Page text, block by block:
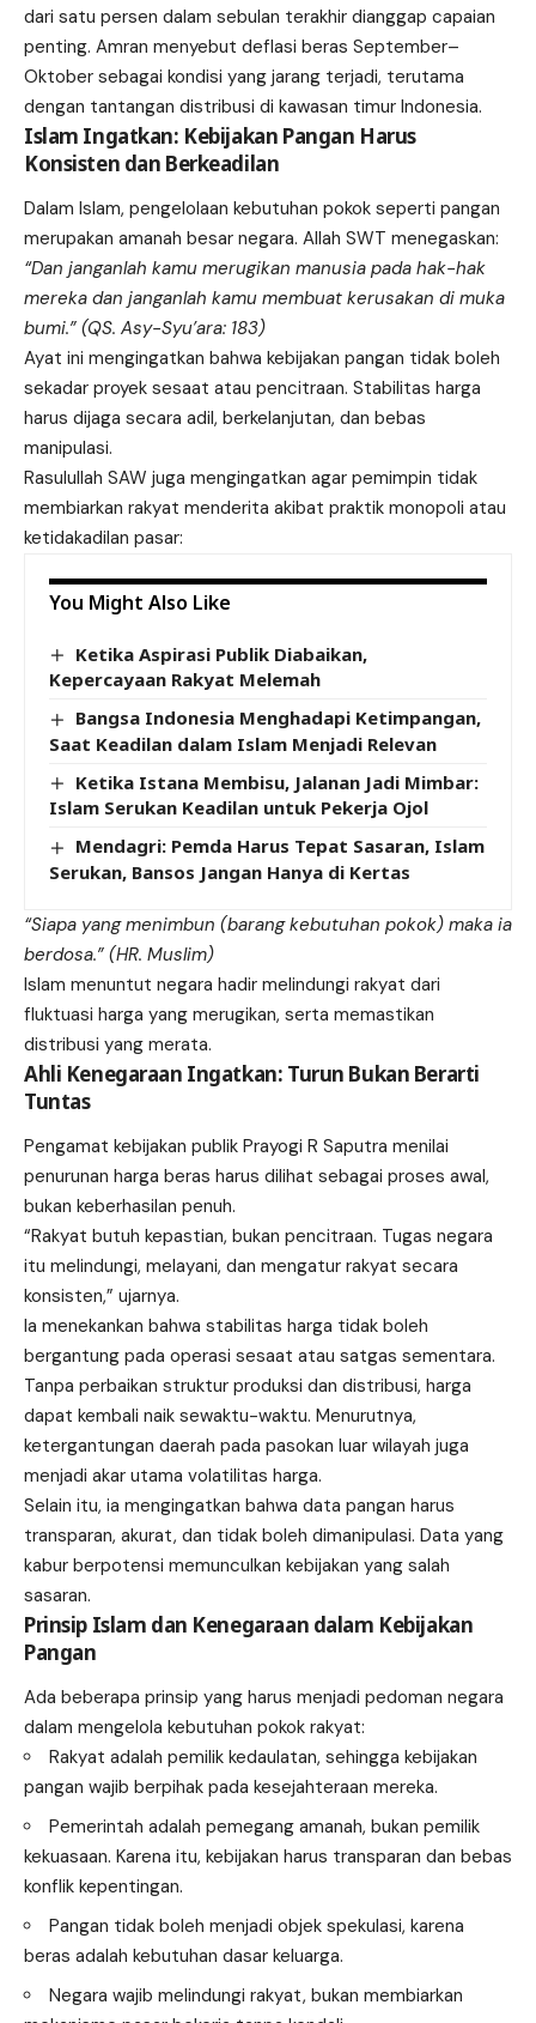
dari satu persen dalam sebulan terakhir dianggap capaian
penting. Amran menyebut deflasi beras September–
Oktober sebagai kondisi yang jarang terjadi, terutama
dengan tantangan distribusi di kawasan timur Indonesia.
Islam Ingatkan: Kebijakan Pangan Harus
Konsisten dan Berkeadilan
Dalam Islam, pengelolaan kebutuhan pokok seperti pangan
merupakan amanah besar negara. Allah SWT menegaskan:
“Dan janganlah kamu merugikan manusia pada hak-hak
mereka dan janganlah kamu membuat kerusakan di muka
bumi.” (QS. Asy-Syu’ara: 183)
Ayat ini mengingatkan bahwa kebijakan pangan tidak boleh
sekadar proyek sesaat atau pencitraan. Stabilitas harga
harus dijaga secara adil, berkelanjutan, dan bebas
manipulasi.
Rasulullah SAW juga mengingatkan agar pemimpin tidak
membiarkan rakyat menderita akibat praktik monopoli atau
ketidakadilan pasar:
You Might Also Like
Ketika Aspirasi Publik Diabaikan,
Kepercayaan Rakyat Melemah
Bangsa Indonesia Menghadapi Ketimpangan,
Saat Keadilan dalam Islam Menjadi Relevan
Ketika Istana Membisu, Jalanan Jadi Mimbar:
Islam Serukan Keadilan untuk Pekerja Ojol
Mendagri: Pemda Harus Tepat Sasaran, Islam
Serukan, Bansos Jangan Hanya di Kertas
“Siapa yang menimbun (barang kebutuhan pokok) maka ia
berdosa.” (HR. Muslim)
Islam menuntut negara hadir melindungi rakyat dari
fluktuasi harga yang merugikan, serta memastikan
distribusi yang merata.
Ahli Kenegaraan Ingatkan: Turun Bukan Berarti
Tuntas
Pengamat kebijakan publik Prayogi R Saputra menilai
penurunan harga beras harus dilihat sebagai proses awal,
bukan keberhasilan penuh.
“Rakyat butuh kepastian, bukan pencitraan. Tugas negara
itu melindungi, melayani, dan mengatur rakyat secara
konsisten,” ujarnya.
Ia menekankan bahwa stabilitas harga tidak boleh
bergantung pada operasi sesaat atau satgas sementara.
Tanpa perbaikan struktur produksi dan distribusi, harga
dapat kembali naik sewaktu-waktu. Menurutnya,
ketergantungan daerah pada pasokan luar wilayah juga
menjadi akar utama volatilitas harga.
Selain itu, ia mengingatkan bahwa data pangan harus
transparan, akurat, dan tidak boleh dimanipulasi. Data yang
kabur berpotensi memunculkan kebijakan yang salah
sasaran.
Prinsip Islam dan Kenegaraan dalam Kebijakan
Pangan
Ada beberapa prinsip yang harus menjadi pedoman negara
dalam mengelola kebutuhan pokok rakyat:
Rakyat adalah pemilik kedaulatan, sehingga kebijakan
pangan wajib berpihak pada kesejahteraan mereka.
Pemerintah adalah pemegang amanah, bukan pemilik
kekuasaan. Karena itu, kebijakan harus transparan dan bebas
konflik kepentingan.
Pangan tidak boleh menjadi objek spekulasi, karena
beras adalah kebutuhan dasar keluarga.
Negara wajib melindungi rakyat, bukan membiarkan